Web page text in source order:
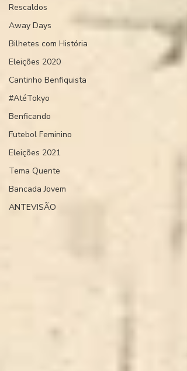
Rescaldos
Away Days
Bilhetes com História
Eleições 2020
Cantinho Benfiquista
#AtéTokyo
Benficando
Futebol Feminino
Eleições 2021
Tema Quente
Bancada Jovem
ANTEVISÃO